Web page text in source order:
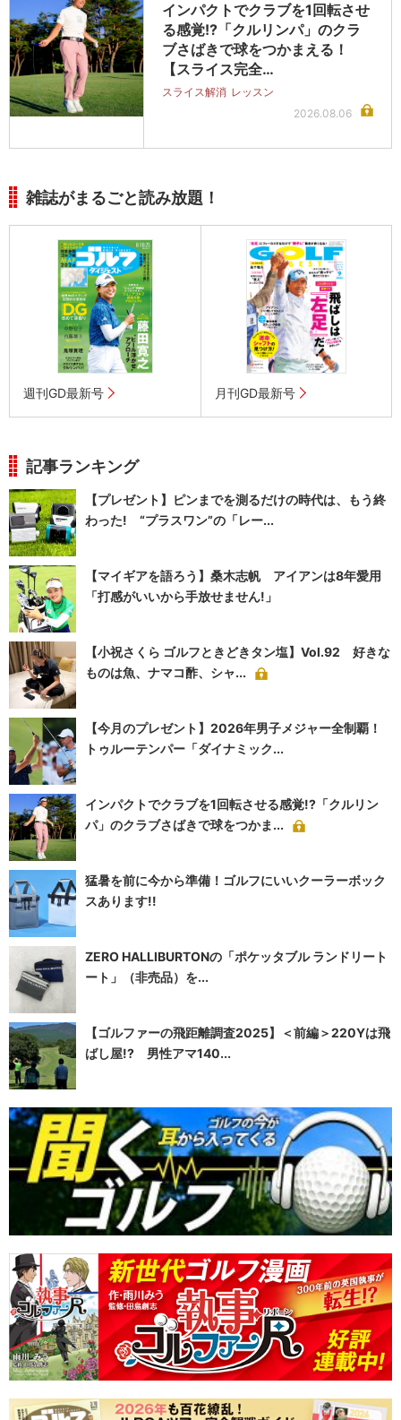
インパクトでクラブを1回転させ
る感覚!?「クルリンパ」のクラ
ブさばきで球をつかまえる！
【スライス完全…
スライス解消 レッスン
2026.08.06
雑誌がまるごと読み放題！
週刊GD最新号 月刊GD最新号
記事ランキング
【プレゼント】ピンまでを測るだけの時代は、もう終
わった! “プラスワン”の「レー...
【マイギアを語ろう】桑木志帆 アイアンは8年愛用
「打感がいいから手放せません!」
【小祝さくら ゴルフときどきタン塩】Vol.92 好きな
ものは魚、ナマコ酢、シャ...
【今月のプレゼント】2026年男子メジャー全制覇！
トゥルーテンパー「ダイナミック...
インパクトでクラブを1回転させる感覚!?「クルリン
パ」のクラブさばきで球をつかま...
猛暑を前に今から準備！ゴルフにいいクーラーボック
スあります!!
ZERO HALLIBURTONの「ポケッタブル ランドリート
ート」（非売品）を...
【ゴルファーの飛距離調査2025】＜前編＞220Yは飛
ばし屋!? 男性アマ140...